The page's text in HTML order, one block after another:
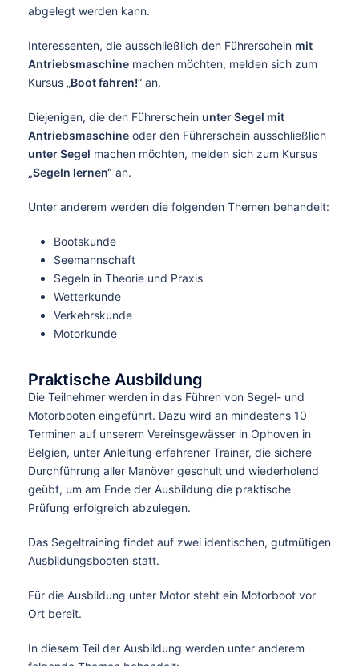
abgelegt werden kann.
Interessenten, die ausschließlich den Führerschein mit
Antriebsmaschine machen möchten, melden sich zum
Kursus „Boot fahren!“ an.
Diejenigen, die den Führerschein unter Segel mit
Antriebsmaschine oder den Führerschein ausschließlich
unter Segel machen möchten, melden sich zum Kursus
„Segeln lernen“ an.
Unter anderem werden die folgenden Themen behandelt:
Bootskunde
Seemannschaft
Segeln in Theorie und Praxis
Wetterkunde
Verkehrskunde
Motorkunde
Praktische Ausbildung
Die Teilnehmer werden in das Führen von Segel- und
Motorbooten eingeführt. Dazu wird an mindestens 10
Terminen auf unserem Vereinsgewässer in Ophoven in
Belgien, unter Anleitung erfahrener Trainer, die sichere
Durchführung aller Manöver geschult und wiederholend
geübt, um am Ende der Ausbildung die praktische
Prüfung erfolgreich abzulegen.
Das Segeltraining findet auf zwei identischen, gutmütigen
Ausbildungsbooten statt.
Für die Ausbildung unter Motor steht ein Motorboot vor
Ort bereit.
In diesem Teil der Ausbildung werden unter anderem